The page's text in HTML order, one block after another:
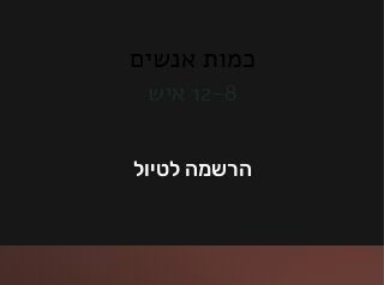
הרשמה לטיול